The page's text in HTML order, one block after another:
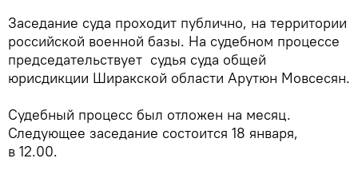
Заседание суда проходит публично, на территории
российской военной базы. На судебном процессе
председательствует судья суда общей
юрисдикции Ширакской области Арутюн Мовсесян.
Судебный процесс был отложен на месяц.
Следующее заседание состоится 18 января,
в 12.00.